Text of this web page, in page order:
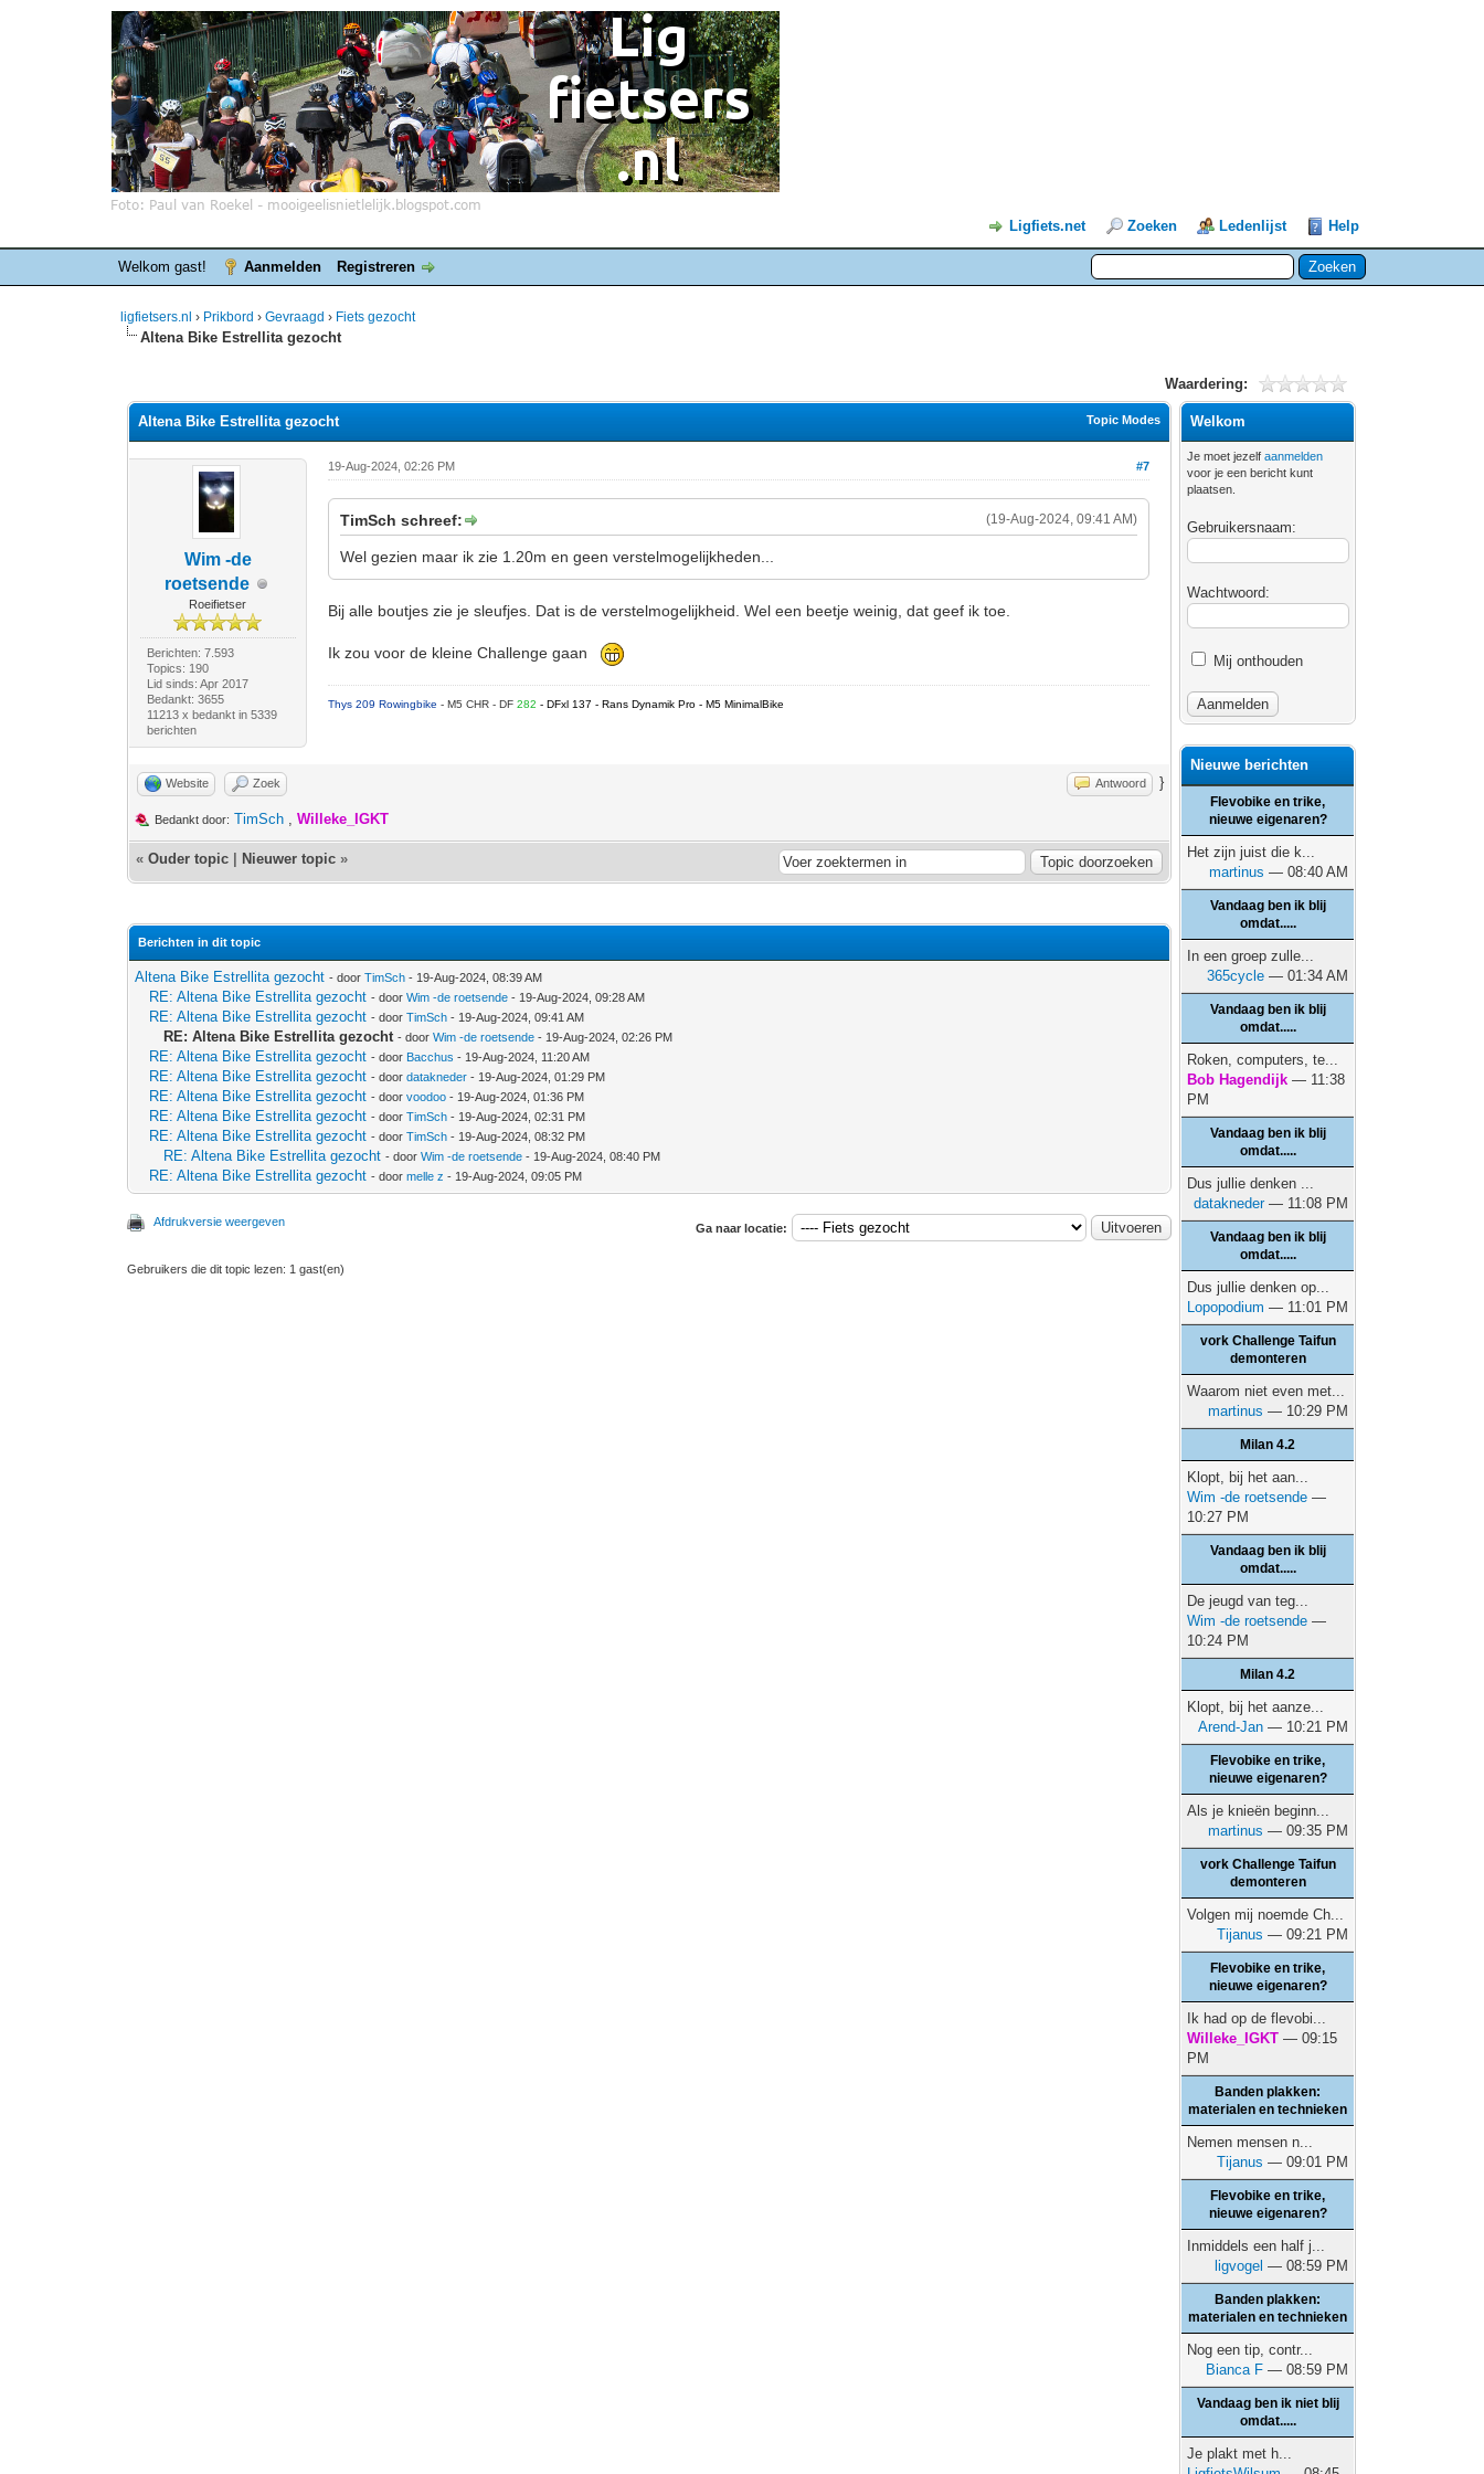
Ligfiets.net Zoeken Ledenlijst Help
Welkom gast! Aanmelden Registreren
ligfietsers.nl › Prikbord ›Gevraagd › Fiets gezocht
Altena Bike Estrellita gezocht
Waardering:
Topic Modes
Altena Bike Estrellita gezocht
Wim -de
roetsende
Roeifietser
Berichten: 7.593
Topics: 190
Lid sinds: Apr 2017
Bedankt: 3655
11213 x bedankt in 5339
berichten
#7
19-Aug-2024, 02:26 PM
(19-Aug-2024, 09:41 AM)
TimSch schreef:
Wel gezien maar ik zie 1.20m en geen verstelmogelijkheden...
Bij alle boutjes zie je sleufjes. Dat is de verstelmogelijkheid. Wel een beetje weinig, dat geef ik toe.
Ik zou voor de kleine Challenge gaan
Thys 209 Rowingbike- M5 CHR - DF282- DFxl 137 - Rans Dynamik Pro - M5 MinimalBike
Website Zoek Antwoord }
Bedankt door: TimSch ,Willeke_IGKT
«Ouder topic Nieuwer topic »
Berichten in dit topic
Altena Bike Estrellita gezocht - doorTimSch - 19-Aug-2024, 08:39 AM
RE: Altena Bike Estrellita gezocht - doorWim -de roetsende - 19-Aug-2024, 09:28 AM
RE: Altena Bike Estrellita gezocht - doorTimSch - 19-Aug-2024, 09:41 AM
RE: Altena Bike Estrellita gezocht - doorWim -de roetsende - 19-Aug-2024, 02:26 PM
RE: Altena Bike Estrellita gezocht - door Bacchus - 19-Aug-2024, 11:20 AM
RE: Altena Bike Estrellita gezocht - doordatakneder - 19-Aug-2024, 01:29 PM
RE: Altena Bike Estrellita gezocht - doorvoodoo - 19-Aug-2024, 01:36 PM
RE: Altena Bike Estrellita gezocht - doorTimSch - 19-Aug-2024, 02:31 PM
RE: Altena Bike Estrellita gezocht - doorTimSch - 19-Aug-2024, 08:32 PM
RE: Altena Bike Estrellita gezocht - doorWim -de roetsende - 19-Aug-2024, 08:40 PM
RE: Altena Bike Estrellita gezocht - doormelle z - 19-Aug-2024, 09:05 PM
Afdrukversie weergeven Ga naar locatie:
Gebruikers die dit topic lezen: 1 gast(en)
Welkom
Je moet jezelfaanmelden
voor je een bericht kunt
plaatsen.
Gebruikersnaam:
Wachtwoord:
Mij onthouden
Nieuwe berichten
Flevobike en trike,
nieuwe eigenaren?
Het zijn juist die k...
martinus — 08:40 AM
Vandaag ben ik blij
omdat.....
In een groep zulle...
365cycle — 01:34 AM
Vandaag ben ik blij
omdat.....
Roken, computers, te...
Bob Hagendijk — 11:38
PM
Vandaag ben ik blij
omdat.....
Dus jullie denken ...
datakneder— 11:08 PM
Vandaag ben ik blij
omdat.....
Dus jullie denken op...
Lopopodium — 11:01 PM
vork Challenge Taifun
demonteren
Waarom niet even met...
martinus — 10:29 PM
Milan 4.2
Klopt, bij het aan...
Wim -de roetsende —
10:27 PM
Vandaag ben ik blij
omdat.....
De jeugd van teg...
Wim -de roetsende —
10:24 PM
Milan 4.2
Klopt, bij het aanze...
Arend-Jan — 10:21 PM
Flevobike en trike,
nieuwe eigenaren?
Als je knieën beginn...
martinus — 09:35 PM
vork Challenge Taifun
demonteren
Volgen mij noemde Ch...
Tijanus — 09:21 PM
Flevobike en trike,
nieuwe eigenaren?
Ik had op de flevobi...
Willeke_IGKT — 09:15
PM
Banden plakken:
materialen en technieken
Nemen mensen n...
Tijanus — 09:01 PM
Flevobike en trike,
nieuwe eigenaren?
Inmiddels een half j...
ligvogel — 08:59 PM
Banden plakken:
materialen en technieken
Nog een tip, contr...
Bianca F — 08:59 PM
Vandaag ben ik niet blij
omdat.....
Je plakt met h...